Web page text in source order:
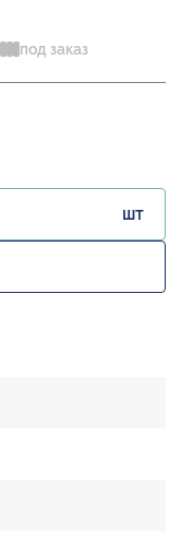
под заказ
шт